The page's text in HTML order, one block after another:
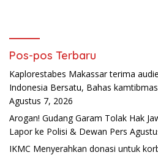
Pos-pos Terbaru
Kaplorestabes Makassar terima
Indonesia Bersatu, Bahas
Agustus 7, 2026
Arogan! Gudang Garam Tolak Hak
Lapor ke Polisi & Dewan Pers
IKMC Menyerahkan donasi untuk